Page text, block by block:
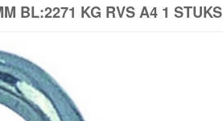
BL:2271 KG RVS A4 1 STUKS